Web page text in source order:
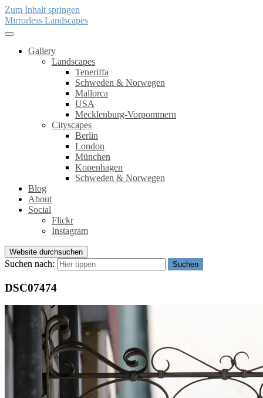
Zum Inhalt springen
Mirrorless Landscapes
Gallery
Landscapes
Teneriffa
Schweden & Norwegen
Mallorca
USA
Mecklenburg-Vorpommern
Cityscapes
Berlin
London
München
Kopenhagen
Schweden & Norwegen
Blog
About
Social
Flickr
Instagram
Website durchsuchen
Suchen nach: Suchen
DSC07474